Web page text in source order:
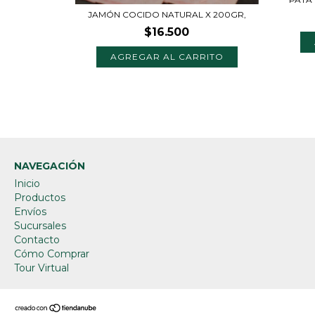
JAMÓN COCIDO NATURAL X 200GR,
$16.500
NAVEGACIÓN
Inicio
Productos
Envíos
Sucursales
Contacto
Cómo Comprar
Tour Virtual